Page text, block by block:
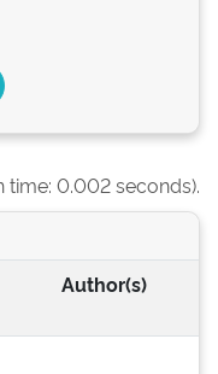
time: 0.002 seconds).
Author(s)